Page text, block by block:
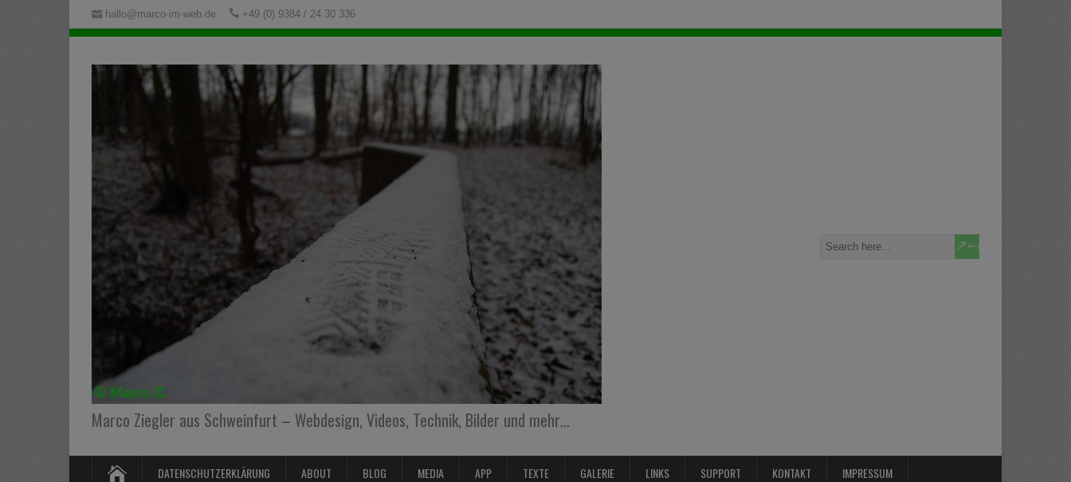
hallo@marco-im-web.de +49 (0) 9384 / 24 30 336
Marco Ziegler aus Schweinfurt – Webdesign, Videos, Technik, Bilder und mehr…
DATENSCHUTZERKLÄRUNG ABOUT BLOG MEDIA APP TEXTE GALERIE LINKS SUPPORT KONTAKT IMPRESSUM